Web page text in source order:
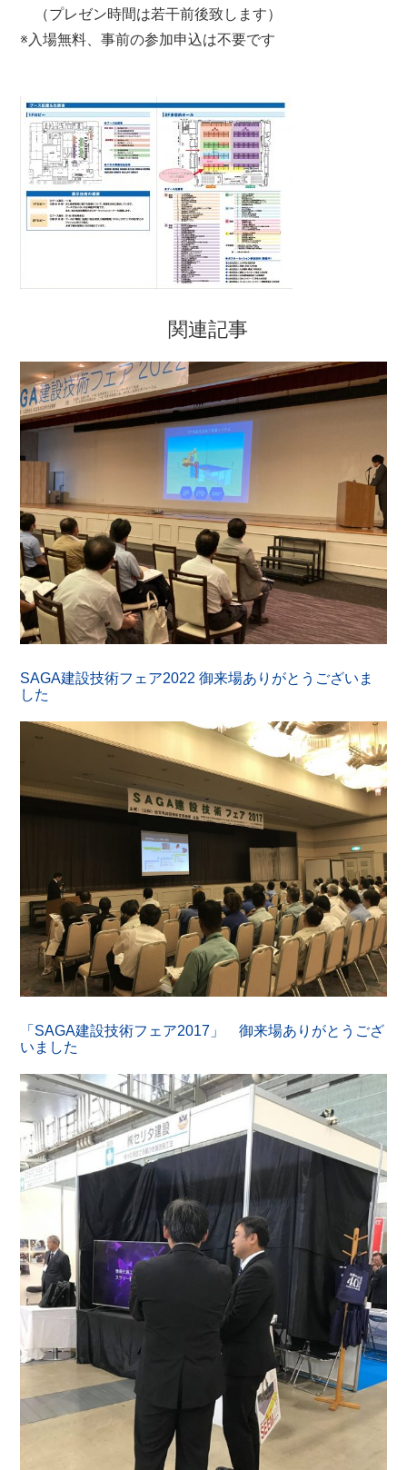
（プレゼン時間は若干前後致します）
※入場無料、事前の参加申込は不要です
関連記事
SAGA建設技術フェア2022 御来場ありがとうございま
した
「SAGA建設技術フェア2017」 御来場ありがとうござ
いました